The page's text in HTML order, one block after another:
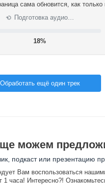
сама обновится, как только
⟳ Подготовка аудио…
19%
Обработать ещё один трек
можем
подкаст или презентацию
Вам воспользоваться
1 часа! Интересно?!